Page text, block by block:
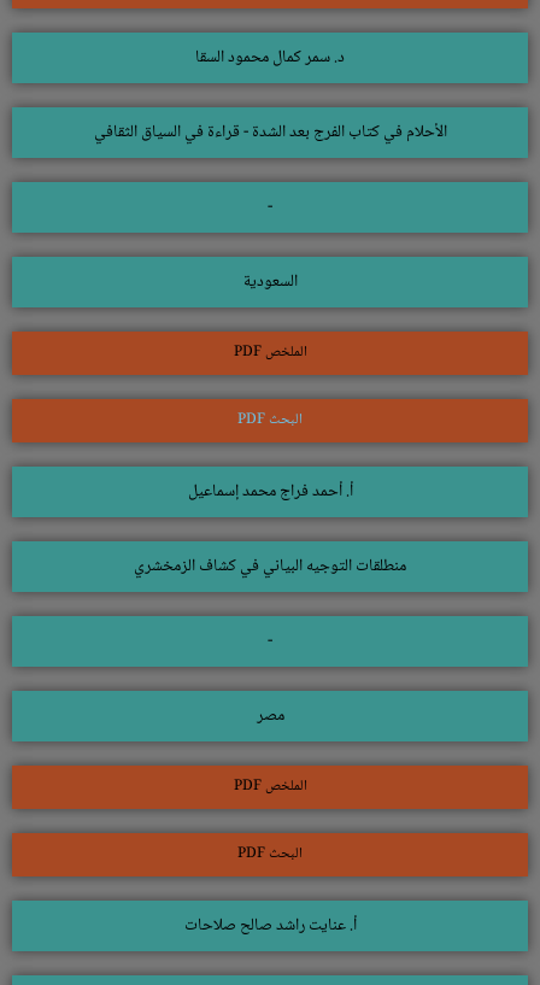
د. سمر كمال محمود السقا
الأحلام في كتاب الفرج بعد الشدة - قراءة في السياق الثقافي
-
السعودية
الملخص PDF
البحث PDF
أ. أحمد فراج محمد إسماعيل
منطلقات التوجيه البياني في كشاف الزمخشري
-
مصر
الملخص PDF
البحث PDF
أ. عنايت راشد صالح صلاحات